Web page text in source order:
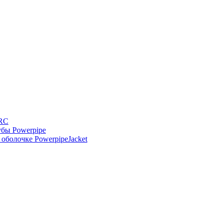
Powerpipe
PowerpipeJacket